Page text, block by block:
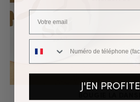
BOUGIE LA DANSE
Numéro de téléphone
J'EN PROFITE